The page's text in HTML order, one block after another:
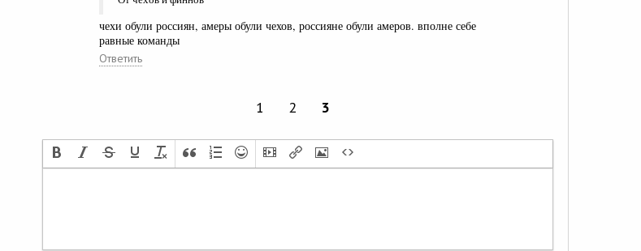
чехи обули россиян, амеры обули чехов, россияне обули амеров. вполне себе
равные команды
Ответить
1 2 3